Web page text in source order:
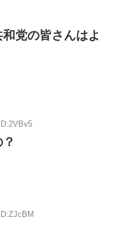
党の皆さんはよ